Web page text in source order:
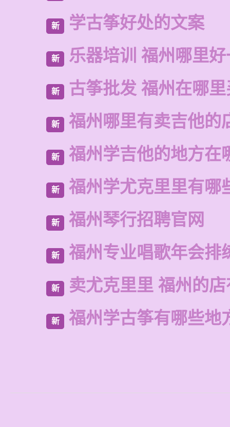
新 学古筝好处的文案
新 乐器培训 福州哪里
新 古筝批发 福州在哪
新 福州哪里有卖吉他的
新 福州学吉他的地方在
新 福州学尤克里里有哪
新 福州琴行招聘官网
新 福州专业唱歌年会排
新 卖尤克里里 福州的
新 福州学古筝有哪些地